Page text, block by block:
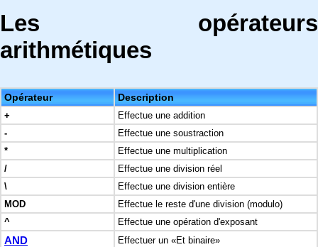
Les opérateurs
arithmétiques
Opérateur Description
+
Effectue une addition
-
Effectue une soustraction
*
Effectue une multiplication
/
Effectue une division réel
\
Effectue une division entière
MOD
Effectue le reste d'une division (modulo)
^
Effectue une opération d'exposant
AND
Effectuer un «Et binaire»